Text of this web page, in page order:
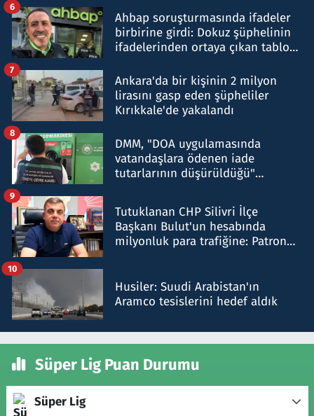
Ahbap soruşturmasında ifadeler
birbirine girdi: Dokuz şüphelinin
ifadelerinden ortaya çıkan tablo
6
Ankara'da bir kişinin 2 milyon
lirasını gasp eden şüpheliler
Kırıkkale'de yakalandı
7
DMM, "DOA uygulamasında
vatandaşlara ödenen iade
tutarlarının düşürüldüğü"
8
Tutuklanan CHP Silivri İlçe
Başkanı Bulut'un hesabında
milyonluk para trafiğine: Patron
9
Husiler: Suudi Arabistan'ın
Aramco tesislerini hedef aldık
10
Süper Lig Puan Durumu
Süper Lig